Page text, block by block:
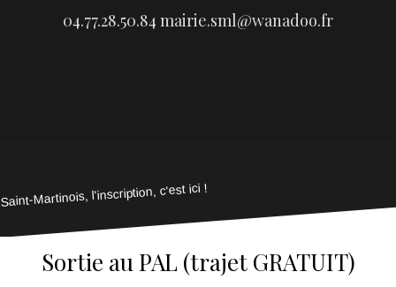
04.77.28.50.84 mairie.sml@wanadoo.fr
Saint-Martinois, l'inscription, c'est ici !
Sortie au PAL (trajet GRATUIT)